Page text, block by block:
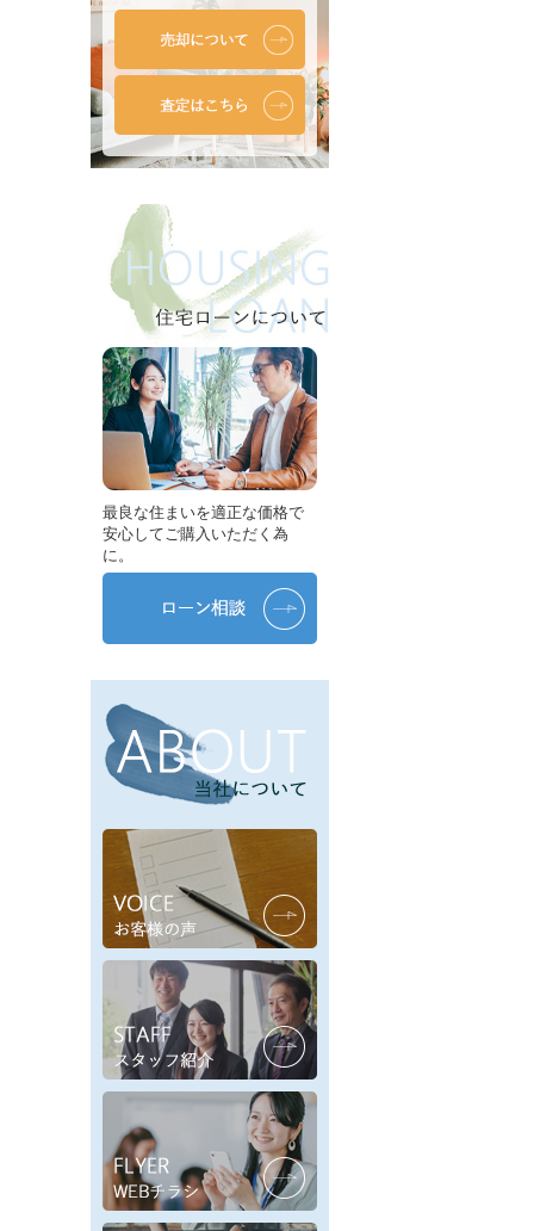
最良な住まいを適正な価格で
安心してご購入いただく為
に。